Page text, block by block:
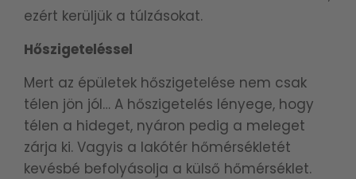
ezért kerüljük a túlzásokat.
Hőszigeteléssel
Mert az épületek hőszigetelése nem csak
télen jön jól… A hőszigetelés lényege, hogy
télen a hideget, nyáron pedig a meleget
zárja ki. Vagyis a lakótér hőmérsékletét
kevésbé befolyásolja a külső hőmérséklet.